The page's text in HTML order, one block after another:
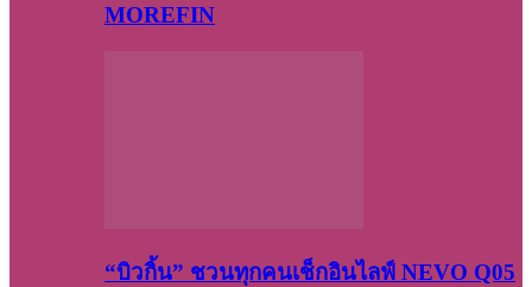
MOREFIN
“บิวกิ้น” ชวนทุกคนเช็กอินไลฟ์ NEVO Q05